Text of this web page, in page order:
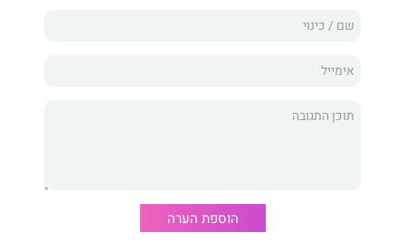
התפקיד שלה...
הוספת הערה